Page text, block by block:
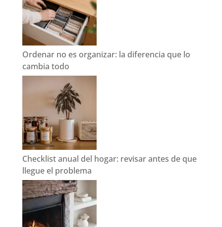
Ordenar no es organizar: la diferencia que lo
cambia todo
Checklist anual del hogar: revisar antes de que
llegue el problema